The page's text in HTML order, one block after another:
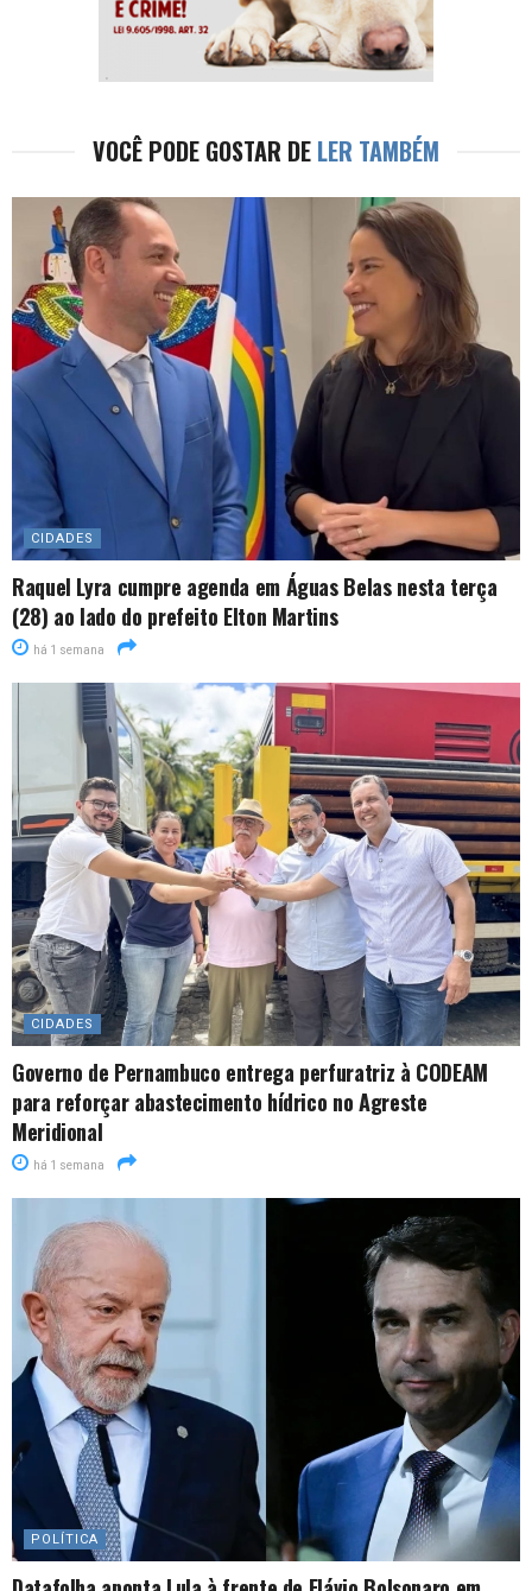
VOCÊ PODE GOSTAR DE LER TAMBÉM
CIDADES
Raquel Lyra cumpre agenda em Águas Belas nesta terça
(28) ao lado do prefeito Elton Martins
há 1 semana
CIDADES
Governo de Pernambuco entrega perfuratriz à CODEAM
para reforçar abastecimento hídrico no Agreste
Meridional
há 1 semana
POLÍTICA